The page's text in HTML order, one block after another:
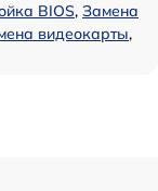
BIOS, Замена
видеокарты,